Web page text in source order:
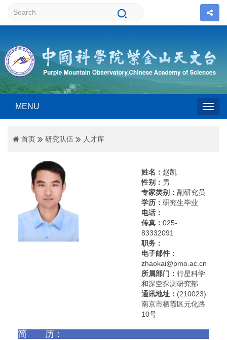
MENU
首页 研究队伍 人才库
姓名： 赵凯
性别： 男
专家类别： 副研究员
学历： 研究生毕业
电话：
传真： 025-
83332091
职务：
电子邮件：
zhaokai@pmo.ac.cn
所属部门： 行星科学
和深空探测研究部
通讯地址： (210023)
南京市栖霞区元化路
10号
简 历：